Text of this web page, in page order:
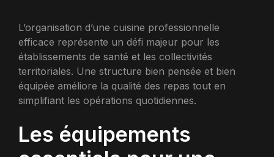
L’organisation d’une cuisine professionnelle
efficace représente un défi majeur pour les
établissements de santé et les collectivités
territoriales. Une structure bien pensée et bien
équipée améliore la qualité des repas tout en
simplifiant les opérations quotidiennes.
Les équipements